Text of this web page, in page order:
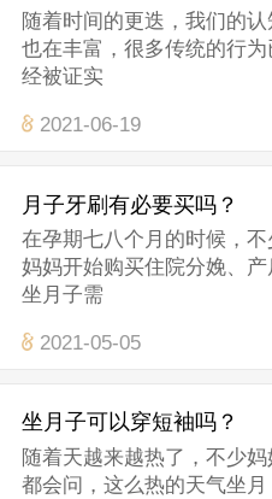
随着时间的更迭，我们的认
也在丰富，很多传统的行为
经被证实
2021-06-19
月子牙刷有必要买吗？
在孕期七八个月的时候，不
妈妈开始购买住院分娩、产
坐月子需
2021-05-05
坐月子可以穿短袖吗？
随着天越来越热了，不少妈
都会问，这么热的天气坐月